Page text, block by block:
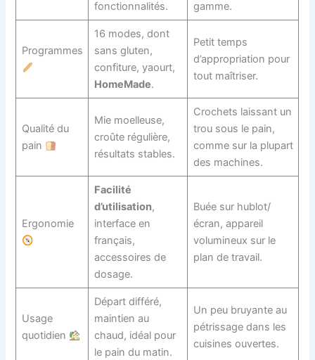
fonctionnalités. gamme.
Programmes
16 modes, dont
sans gluten,
confiture, yaourt,
HomeMade.
Petit temps
d’appropriation pour
tout maîtriser.
Qualité du
pain
Mie moelleuse,
croûte régulière,
résultats stables.
Crochets laissant un
trou sous le pain,
comme sur la plupart
des machines.
Ergonomie
Facilité
d’utilisation,
interface en
français,
accessoires de
dosage.
Buée sur hublot/
écran, appareil
volumineux sur le
plan de travail.
Usage
quotidien
Départ différé,
maintien au
chaud, idéal pour
le pain du matin.
Un peu bruyante au
pétrissage dans les
cuisines ouvertes.